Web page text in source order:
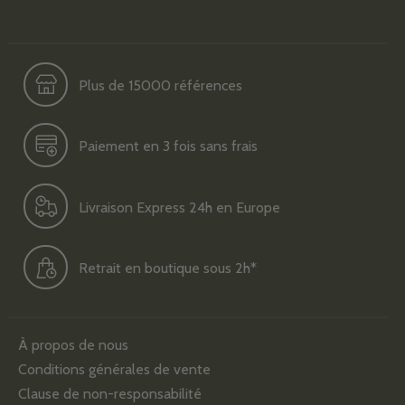
Plus de 15000 références
Paiement en 3 fois sans frais
Livraison Express 24h en Europe
Retrait en boutique sous 2h*
À propos de nous
Conditions générales de vente
Clause de non-responsabilité